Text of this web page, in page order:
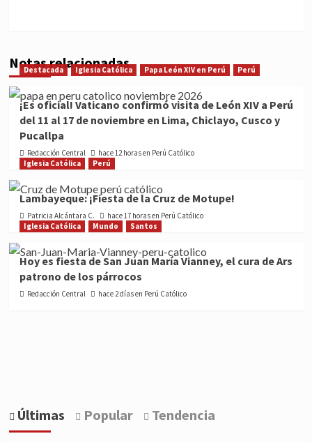
Notas relacionadas
Destacada Iglesia Católica Papa León XIV en Perú Perú
¡Es oficial! Vaticano confirmó visita de León XIV a Perú
del 11 al 17 de noviembre en Lima, Chiclayo, Cusco y
Pucallpa
Redacción Central
hace 12 horas en Perú Católico
Iglesia Católica
Perú
Lambayeque: ¡Fiesta de la Cruz de Motupe!
Patricia Alcántara C.
hace 17 horas en Perú Católico
Iglesia Católica
Mundo Santos
Hoy es fiesta de San Juan María Vianney, el cura de Ars
patrono de los párrocos
Redacción Central hace 2 días en Perú Católico
Últimas Popular Tendencia